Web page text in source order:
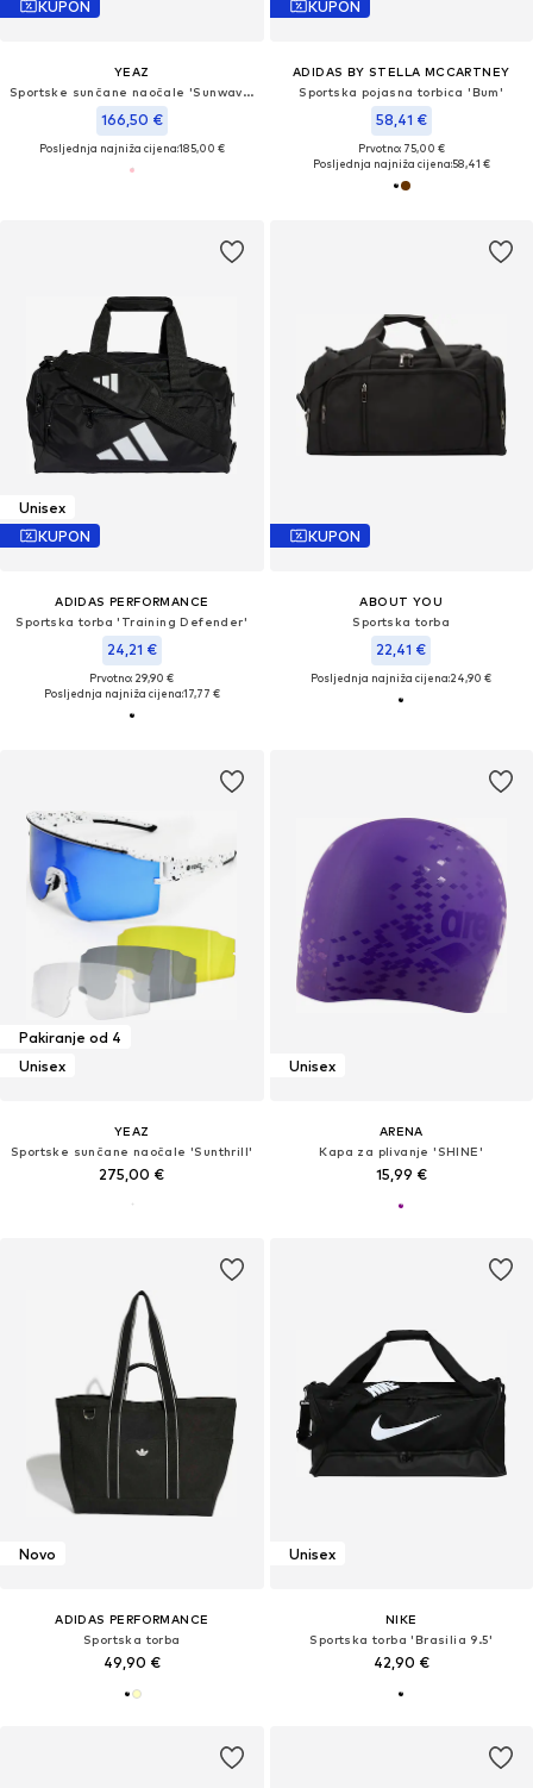
KUPON
YEAZ
Sportske sunčane naočale 'Sunwave'
166,50 €
Posljednja najniža cijena:185,00 €
KUPON
ADIDAS BY STELLA MCCARTNEY
Sportska pojasna torbica 'Bum'
58,41 €
Prvotno: 75,00 €
Posljednja najniža cijena:58,41 €
Unisex
KUPON
ADIDAS PERFORMANCE
Sportska torba 'Training Defender'
24,21 €
Prvotno: 29,90 €
Posljednja najniža cijena:17,77 €
KUPON
ABOUT YOU
Sportska torba
22,41 €
Posljednja najniža cijena:24,90 €
Pakiranje od 4
Unisex
YEAZ
Sportske sunčane naočale 'Sunthrill'
275,00 €
Unisex
ARENA
Kapa za plivanje 'SHINE'
15,99 €
Novo
ADIDAS PERFORMANCE
Sportska torba
49,90 €
Unisex
NIKE
Sportska torba 'Brasilia 9.5'
42,90 €